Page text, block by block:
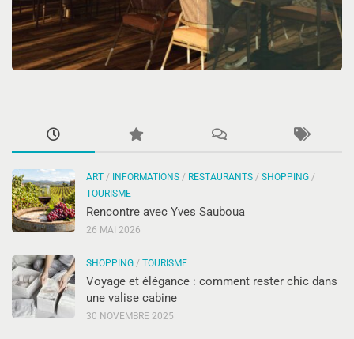
ART / INFORMATIONS / RESTAURANTS / SHOPPING /
TOURISME
Rencontre avec Yves Sauboua
26 MAI 2026
SHOPPING / TOURISME
Voyage et élégance : comment rester chic dans
une valise cabine
30 NOVEMBRE 2025